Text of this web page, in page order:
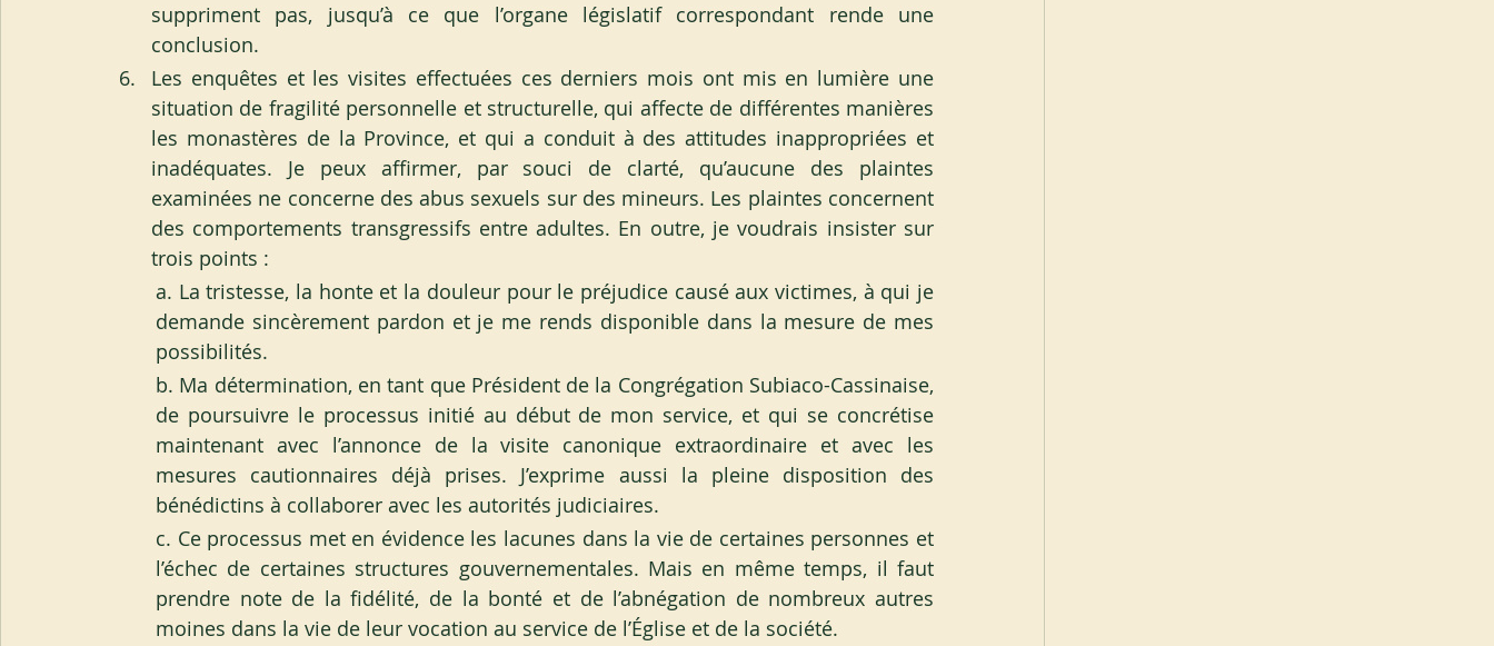
suppriment pas, jusqu’à ce que l’organe législatif correspondant rende une
conclusion.
Les enquêtes et les visites effectuées ces derniers mois ont mis en lumière une
situation de fragilité personnelle et structurelle, qui affecte de différentes manières
les monastères de la Province, et qui a conduit à des attitudes inappropriées et
inadéquates. Je peux affirmer, par souci de clarté, qu’aucune des plaintes
examinées ne concerne des abus sexuels sur des mineurs. Les plaintes concernent
des comportements transgressifs entre adultes. En outre, je voudrais insister sur
trois points :
a. La tristesse, la honte et la douleur pour le préjudice causé aux victimes, à qui je
demande sincèrement pardon et je me rends disponible dans la mesure de mes
possibilités.
b. Ma détermination, en tant que Président de la Congrégation Subiaco-Cassinaise,
de poursuivre le processus initié au début de mon service, et qui se concrétise
maintenant avec l’annonce de la visite canonique extraordinaire et avec les
mesures cautionnaires déjà prises. J’exprime aussi la pleine disposition des
bénédictins à collaborer avec les autorités judiciaires.
c. Ce processus met en évidence les lacunes dans la vie de certaines personnes et
l’échec de certaines structures gouvernementales. Mais en même temps, il faut
prendre note de la fidélité, de la bonté et de l’abnégation de nombreux autres
moines dans la vie de leur vocation au service de l’Église et de la société.